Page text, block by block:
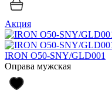
Акция
IRON O50-SNY/GLD001
Оправа мужская